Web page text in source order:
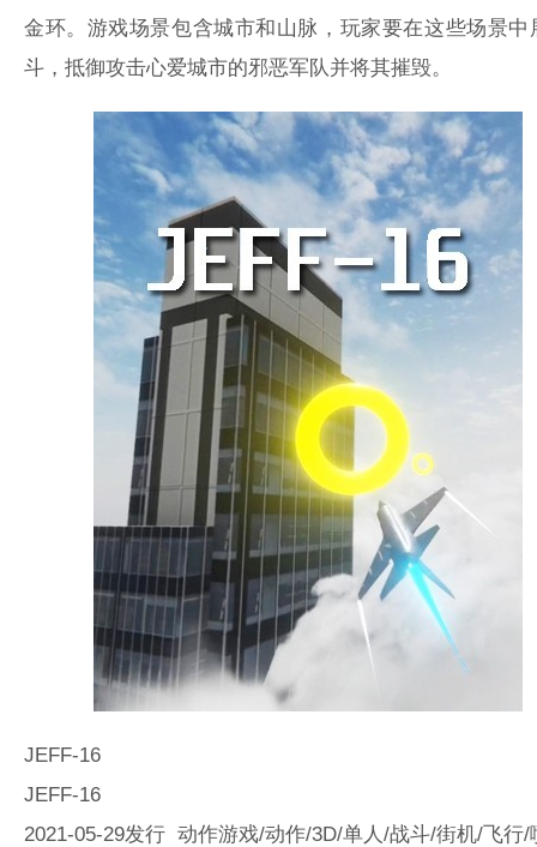
金环。游戏场景包含城市和山脉，玩家要在这些场景中
斗，抵御攻击心爱城市的邪恶军队并将其摧毁。
JEFF-16
JEFF-16
2021-05-29发行 动作游戏/动作/3D/单人/战斗/街机/飞行/